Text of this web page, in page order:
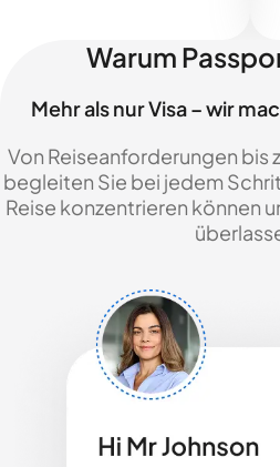
Warum
Mehr als nur Visa – wir
Von Reiseanforderungen bis
begleiten Sie bei jedem
Reise konzentrieren können